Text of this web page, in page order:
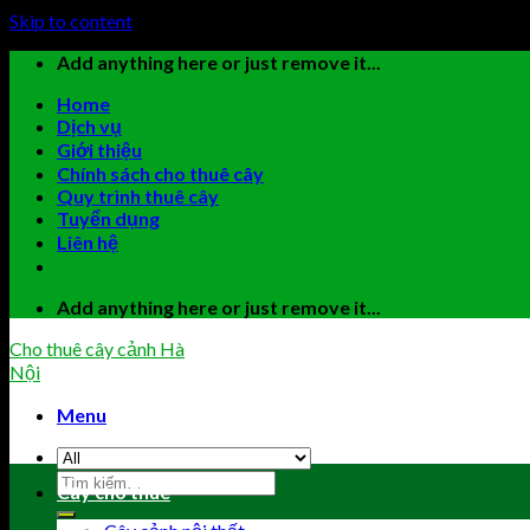
Skip to content
Add anything here or just remove it...
Home
Dịch vụ
Giới thiệu
Chính sách cho thuê cây
Quy trình thuê cây
Tuyển dụng
Liên hệ
Add anything here or just remove it...
Cho thuê cây cảnh Hà
Nội
Menu
Cây cho thuê